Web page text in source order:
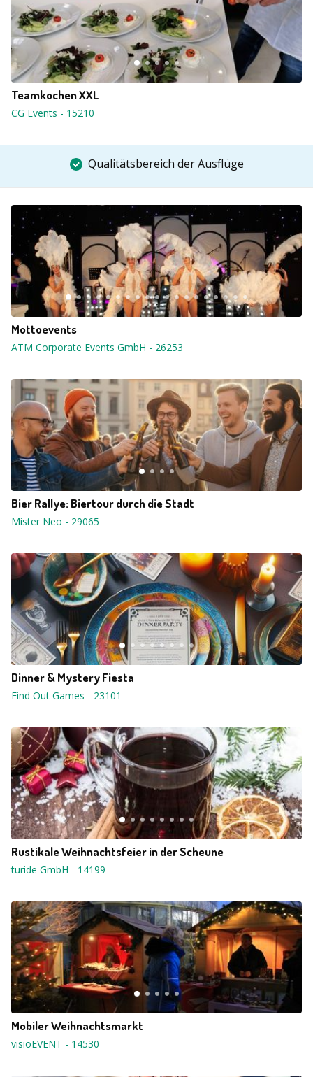
Teamkochen XXL
CG Events - 15210
Qualitätsbereich der Ausflüge
Mottoevents
ATM Corporate Events GmbH - 26253
Bier Rallye: Biertour durch die Stadt
Mister Neo - 29065
Dinner & Mystery Fiesta
Find Out Games - 23101
Rustikale Weihnachtsfeier in der Scheune
turide GmbH - 14199
Mobiler Weihnachtsmarkt
visioEVENT - 14530